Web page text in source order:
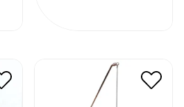
3.50